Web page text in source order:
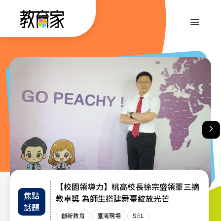
容
焦點
話題
【校園領導力】桃高校長徐宗盛領軍三摘
教卓獎 為師生搭建舞臺綻放光芒
創新教育 臺灣現場 SEL
教師
增能
教育部首辦「大專院校通識教育教師交流
工作坊」 共創AI與永續未來課堂
創新教育 臺灣現場 AI教育
趨勢
政策
退而不休，無私奉獻─教育部公布115年
教育奉獻獎獲獎名單
教師 教育奉獻獎 臺灣現場